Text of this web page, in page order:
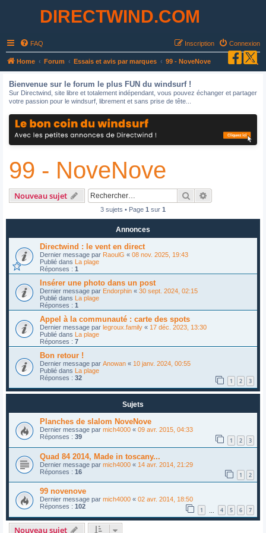
DIRECTWIND.COM
FAQ Connexion
Inscription
Home Forum Essais et avis par marques 99 - NoveNove
Bienvenue sur le forum le plus FUN du windsurf !
Sur Directwind, site libre et totalement indépendant, vous pouvez échanger et partager
votre passion pour le windsurf, librement et sans prise de tête...
99 - NoveNove
Nouveau sujet Rechercher
3 sujets • Page 1 sur 1
Annonces
Directwind : le vent en direct
Dernier message par RaoulG « 08 nov. 2025, 19:43
Publié dans La plage
Réponses : 1
Insérer une photo dans un post
Dernier message par Endorphin « 30 sept. 2024, 02:15
Publié dans La plage
Réponses : 1
Appel à la communauté : carte des spots
Dernier message par legroux.family « 17 déc. 2023, 13:30
Publié dans La plage
Réponses : 7
Bon retour !
Dernier message par Anowan « 10 janv. 2024, 00:55
Publié dans La plage
Réponses : 32 1 2 3
Sujets
Planches de slalom NoveNove
Dernier message par mich4000 « 09 avr. 2015, 04:33
Réponses : 39 1 2 3
Quad 84 2014, Made in toscany...
Dernier message par mich4000 « 14 avr. 2014, 21:29
Réponses : 16 1 2
99 novenove
Dernier message par mich4000 « 02 avr. 2014, 18:50
Réponses : 102 1 4 5 6 7
Nouveau sujet